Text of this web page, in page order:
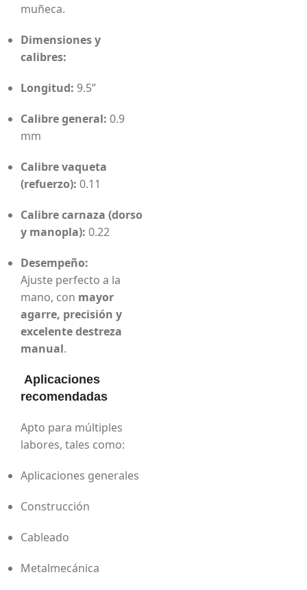
muñeca.
Dimensiones y
calibres:
Longitud: 9.5”
Calibre general: 0.9
mm
Calibre vaqueta
(refuerzo): 0.11
Calibre carnaza (dorso
y manopla): 0.22
Desempeño:
Ajuste perfecto a la
mano, con mayor
agarre, precisión y
excelente destreza
manual.
Aplicaciones
recomendadas
Apto para múltiples
labores, tales como:
Aplicaciones generales
Construcción
Cableado
Metalmecánica